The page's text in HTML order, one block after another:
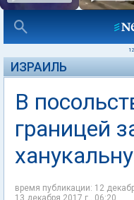
ИЗРАИЛЬ
В
границей
время публикации: 12
13 декабря 2017 г., 06:20